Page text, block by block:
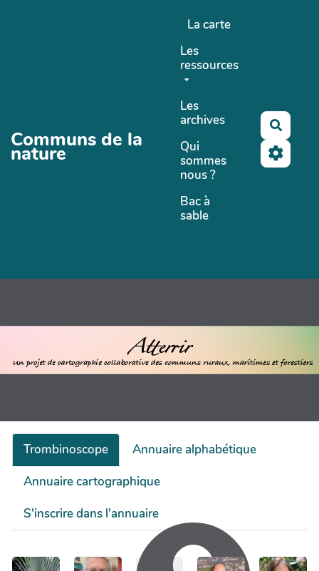
Communs de la
nature
La carte
Les
ressources
Les
archives
Qui
sommes
nous ?
Bac à
sable
Trombinoscope
Annuaire alphabétique
Annuaire cartographique
S'inscrire dans l'annuaire